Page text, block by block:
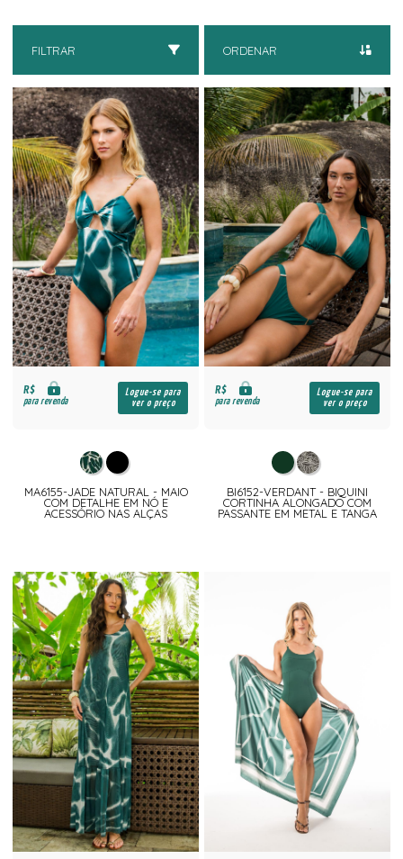
FILTRAR ORDENAR
R$
para revenda
Logue-se para
ver o preço
MA6155-JADE NATURAL - MAIO
COM DETALHE EM NÓ E
ACESSÓRIO NAS ALÇAS
R$
para revenda
Logue-se para
ver o preço
BI6152-VERDANT - BIQUINI
CORTINHA ALONGADO COM
PASSANTE EM METAL E TANGA